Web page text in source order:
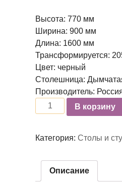
Высота: 770 мм
Ширина: 900 мм
Длина: 1600 мм
Трансформируется:
Цвет: черный
Столешница:
Производитель:
КоличествоВ корзину
Категория: Столы и
Описание